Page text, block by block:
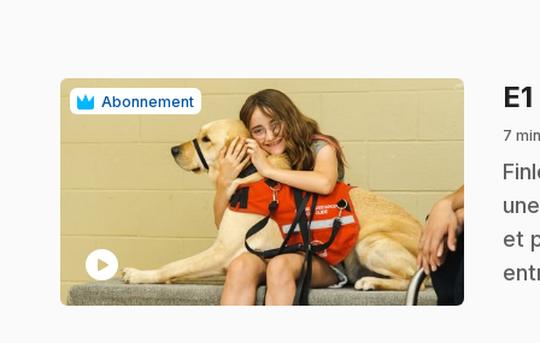
Abonnement
play_circle
E1
7 min
.
et